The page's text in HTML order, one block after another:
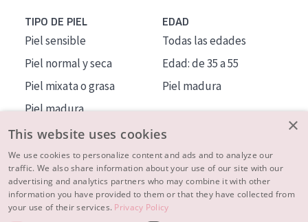
TIPO DE PIEL
Piel sensible
Piel normal y seca
Piel mixata o grasa
Piel madura
Piel expuesta al sol
Piel menopáusica
EDAD
Todas las edades
Edad: de 35 a 55
Piel madura
MÁS SOBRE NOSOTROS
INSPIRACIÓN
×
This website uses cookies
We use cookies to personalize content and ads and to analyze our
traffic. We also share information about your use of our site with our
advertising and analytics partners who may combine it with other
information you have provided to them or that they have collected from
your use of their services. Privacy Policy